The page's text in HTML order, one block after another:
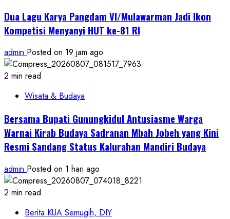
Dua Lagu Karya Pangdam VI/Mulawarman Jadi Ikon
Kompetisi Menyanyi HUT ke-81 RI
admin Posted on 19 jam ago
2 min read
Wisata & Budaya
Bersama Bupati Gunungkidul Antusiasme Warga
Warnai Kirab Budaya Sadranan Mbah Jobeh yang Kini
Resmi Sandang Status Kalurahan Mandiri Budaya
admin Posted on 1 hari ago
2 min read
Berita KUA Semugih, DIY